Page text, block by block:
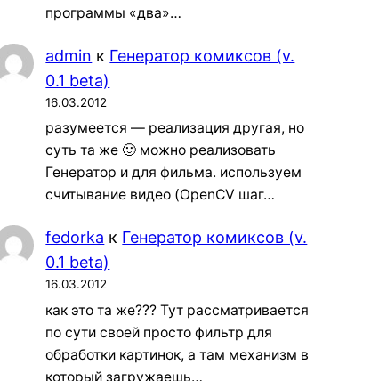
программы «два»…
admin к Генератор комиксов (v.
0.1 beta)
16.03.2012
разумеется — реализация другая, но
суть та же 🙂 можно реализовать
Генератор и для фильма. используем
считывание видео (OpenCV шаг…
fedorka к Генератор комиксов (v.
0.1 beta)
16.03.2012
как это та же??? Тут рассматривается
по сути своей просто фильтр для
обработки картинок, а там механизм в
который загружаешь…